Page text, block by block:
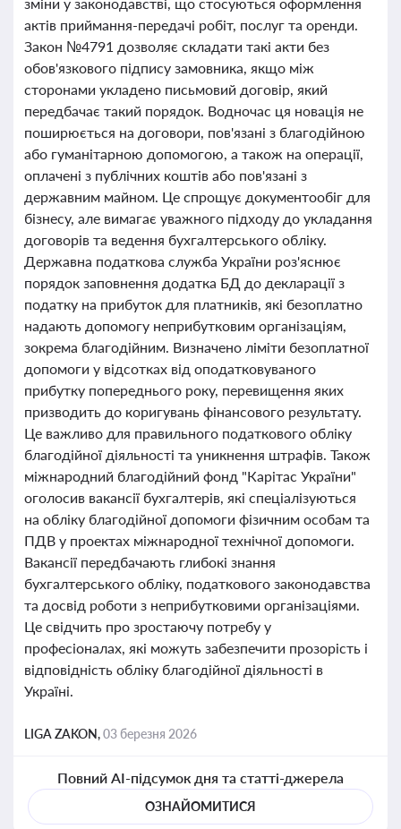
актів приймання-передачі робіт, послуг та оренди.
Закон №4791 дозволяє складати такі акти без
обов'язкового підпису замовника, якщо між
сторонами укладено письмовий договір, який
передбачає такий порядок. Водночас ця новація не
поширюється на договори, пов'язані з благодійною
або гуманітарною допомогою, а також на операції,
оплачені з публічних коштів або пов'язані з
державним майном. Це спрощує документообіг для
бізнесу, але вимагає уважного підходу до укладання
договорів та ведення бухгалтерського обліку.
Державна податкова служба України роз'яснює
порядок заповнення додатка БД до декларації з
податку на прибуток для платників, які безоплатно
надають допомогу неприбутковим організаціям,
зокрема благодійним. Визначено ліміти безоплатної
допомоги у відсотках від оподатковуваного
прибутку попереднього року, перевищення яких
призводить до коригувань фінансового результату.
Це важливо для правильного податкового обліку
благодійної діяльності та уникнення штрафів. Також
міжнародний благодійний фонд "Карітас України"
оголосив вакансії бухгалтерів, які спеціалізуються
на обліку благодійної допомоги фізичним особам та
ПДВ у проектах міжнародної технічної допомоги.
Вакансії передбачають глибокі знання
бухгалтерського обліку, податкового законодавства
та досвід роботи з неприбутковими організаціями.
Це свідчить про зростаючу потребу у
професіоналах, які можуть забезпечити прозорість і
відповідність обліку благодійної діяльності в
Україні.
LIGA ZAKON,03 березня 2026
Повний AI-підсумок дня та статті-джерела
ОЗНАЙОМИТИСЯ